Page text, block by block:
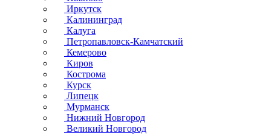
Иркутск
Калининград
Калуга
Петропавловск-Камчатский
Кемерово
Киров
Кострома
Курск
Липецк
Мурманск
Нижний Новгород
Великий Новгород